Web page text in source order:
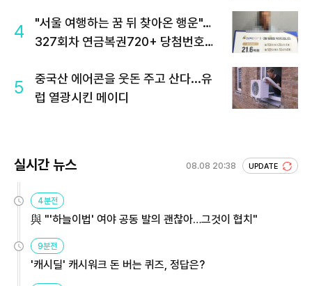
4
"서울 여행하는 꿈 뒤 찾아온 행운"…
327회차 연금복권720+ 당첨번호조
5
중국산 에어콘을 웃돈 주고 산다...유
럽 열광시킨 메이디
실시간 뉴스 08.08 20:38 UPDATE
4분전
與 "'하늘이법' 여야 공동 발의 괜찮아…그것이 협치"
9분전
'캐시딜' 캐시워크 돈 버는 퀴즈, 정답은?